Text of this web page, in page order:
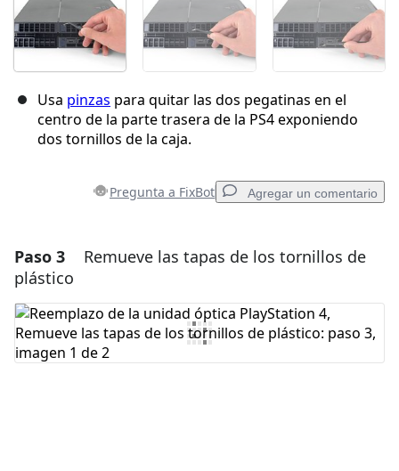
Usa pinzas para quitar las dos pegatinas en el
centro de la parte trasera de la PS4 exponiendo
dos tornillos de la caja.
Pregunta a FixBot Agregar un comentario
Agregar un comentario
Agregar Comentario
Paso 3
Remueve las tapas de los tornillos de
plástico